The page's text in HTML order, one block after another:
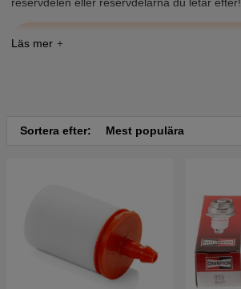
Sortera efter: Mest populära